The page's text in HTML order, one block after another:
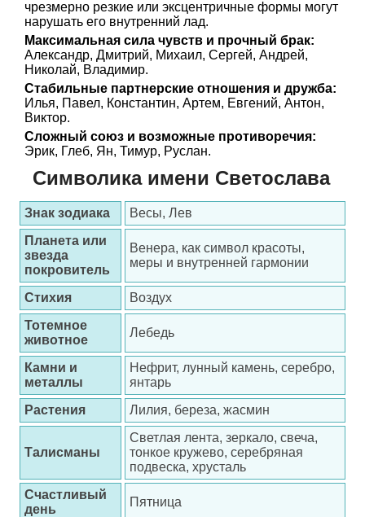
чрезмерно резкие или эксцентричные формы могут
нарушать его внутренний лад.
Максимальная сила чувств и прочный брак:
Александр, Дмитрий, Михаил, Сергей, Андрей,
Николай, Владимир.
Стабильные партнерские отношения и дружба:
Илья, Павел, Константин, Артем, Евгений, Антон,
Виктор.
Сложный союз и возможные противоречия:
Эрик, Глеб, Ян, Тимур, Руслан.
Символика имени Светослава
Знак зодиака
Весы, Лев
Планета или
звезда
покровитель
Венера, как символ красоты,
меры и внутренней гармонии
Стихия
Воздух
Тотемное
животное
Лебедь
Камни и
металлы
Нефрит, лунный камень, серебро,
янтарь
Растения
Лилия, береза, жасмин
Талисманы
Светлая лента, зеркало, свеча,
тонкое кружево, серебряная
подвеска, хрусталь
Счастливый
день
Пятница